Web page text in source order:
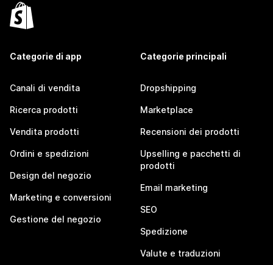
Categorie di app
Canali di vendita
Ricerca prodotti
Vendita prodotti
Ordini e spedizioni
Design del negozio
Marketing e conversioni
Gestione del negozio
Categorie principali
Dropshipping
Marketplace
Recensioni dei prodotti
Upselling e pacchetti di
prodotti
Email marketing
SEO
Spedizione
Valute e traduzioni